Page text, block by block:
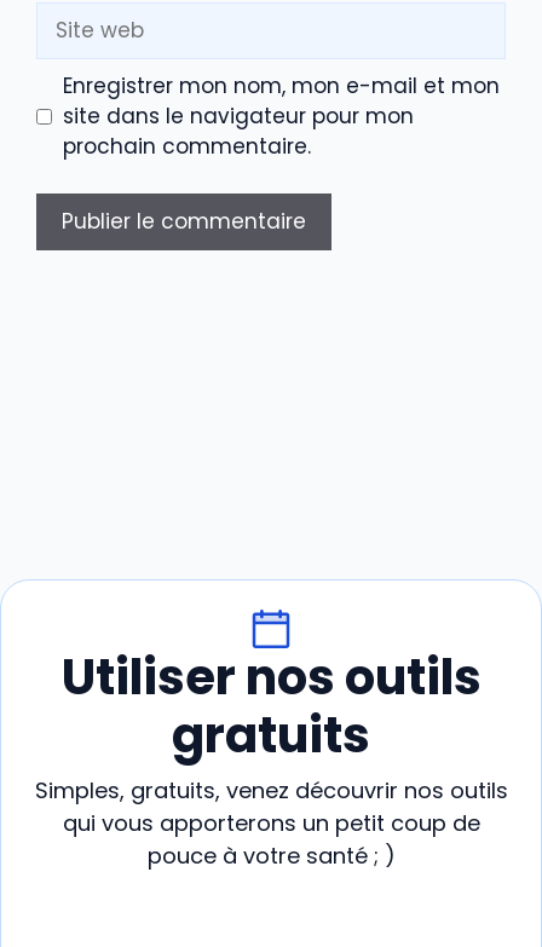
Site
web
Enregistrer mon nom, mon e-mail et mon
site dans le navigateur pour mon
prochain commentaire.
Utiliser nos outils
gratuits
Simples, gratuits, venez découvrir nos outils
qui vous apporterons un petit coup de
pouce à votre santé ; )